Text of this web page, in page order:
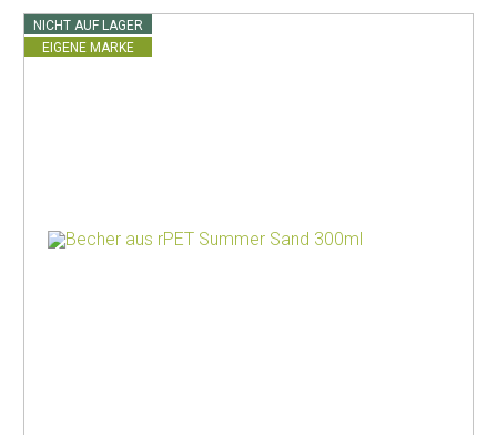
NICHT AUF LAGER
EIGENE MARKE